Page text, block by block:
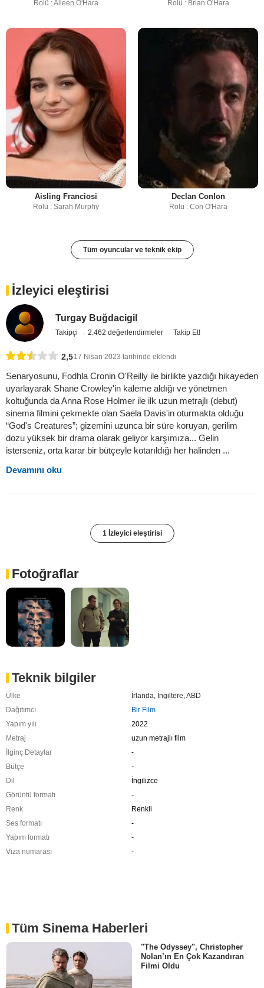
Rolü : Aileen O'Hara Rolü : Brian O'Hara
Aisling Franciosi
Rolü : Sarah Murphy
Declan Conlon
Rolü : Con O'Hara
Tüm oyuncular ve teknik ekip
İzleyici eleştirisi
Turgay Buğdacigil
Takipçi 2.462 değerlendirmeler Takip Et!
2,517 Nisan 2023 tarihinde eklendi
Senaryosunu, Fodhla Cronin O'Reilly ile birlikte yazdığı hikayeden
uyarlayarak Shane Crowley'in kaleme aldığı ve yönetmen
koltuğunda da Anna Rose Holmer ile ilk uzun metrajlı (debut)
sinema filmini çekmekte olan Saela Davis'in oturmakta olduğu
“God's Creatures”; gizemini uzunca bir süre koruyan, gerilim
dozu yüksek bir drama olarak geliyor karşımıza... Gelin
isterseniz, orta karar bir bütçeyle kotarıldığı her halinden ...
Devamını oku
1 İzleyici eleştirisi
Fotoğraflar
Teknik bilgiler
Ülke İrlanda, İngiltere,ABD
Dağıtımcı
Bir Film
Yapım yılı
2022
Metraj
uzun metrajlı film
İlginç Detaylar
-
Bütçe
-
Dil
İngilizce
Görüntü formatı
-
Renk
Renkli
Ses formatı
-
Yapım formatı
-
Viza numarası
-
Tüm Sinema Haberleri
"The Odyssey", Christopher
Nolan’ın En Çok Kazandıran
Filmi Oldu